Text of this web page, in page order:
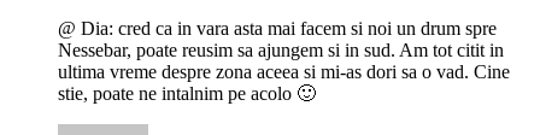
@ Dia: cred ca in vara asta mai facem si noi un drum spre
Nessebar, poate reusim sa ajungem si in sud. Am tot citit in
ultima vreme despre zona aceea si mi-as dori sa o vad. Cine
stie, poate ne intalnim pe acolo 🙂